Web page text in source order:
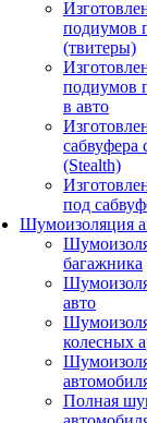
подиумов
(твитеры)
подиумов
в авто
сабвуфера
(Stealth)
под
Шумоизоляция
багажника
авто
колесных
Полная